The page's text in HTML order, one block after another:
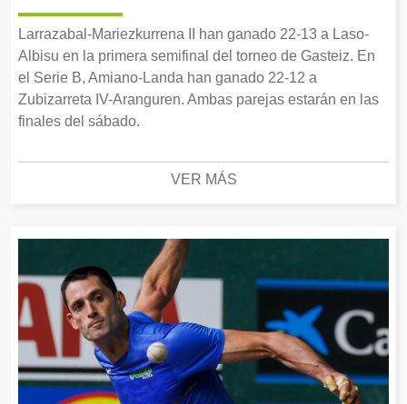
Larrazabal-Mariezkurrena II han ganado 22-13 a Laso-
Albisu en la primera semifinal del torneo de Gasteiz. En
el Serie B, Amiano-Landa han ganado 22-12 a
Zubizarreta IV-Aranguren. Ambas parejas estarán en las
finales del sábado.
VER MÁS